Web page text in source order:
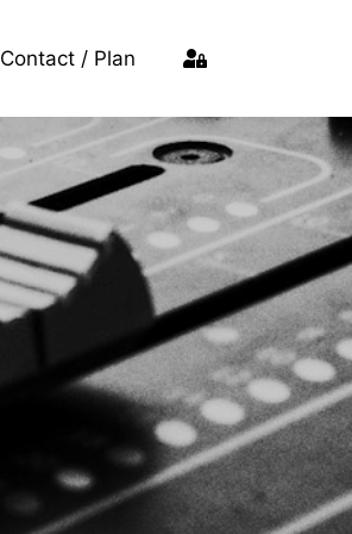
Contact / Plan